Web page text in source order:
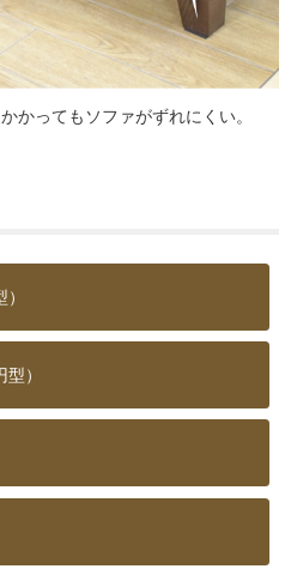
かってもソファがずれにくい。
）